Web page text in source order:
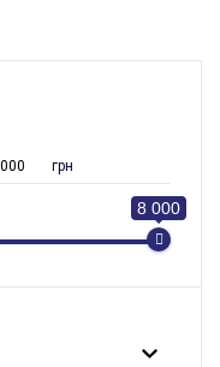
грн
8 000